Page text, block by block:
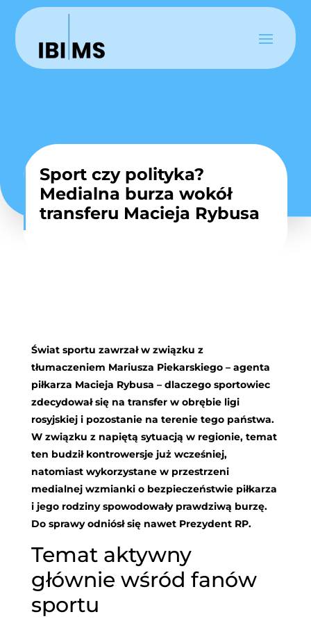
Sport czy polityka?
Medialna burza wokół
transferu Macieja Rybusa
Świat sportu zawrzał w związku z
tłumaczeniem Mariusza Piekarskiego – agenta
piłkarza Macieja Rybusa – dlaczego sportowiec
zdecydował się na transfer w obrębie ligi
rosyjskiej i pozostanie na terenie tego państwa.
W związku z napiętą sytuacją w regionie, temat
ten budził kontrowersje już wcześniej,
natomiast wykorzystane w przestrzeni
medialnej wzmianki o bezpieczeństwie piłkarza
i jego rodziny spowodowały prawdziwą burzę.
Do sprawy odniósł się nawet Prezydent RP.
Temat aktywny
głównie wśród fanów
sportu